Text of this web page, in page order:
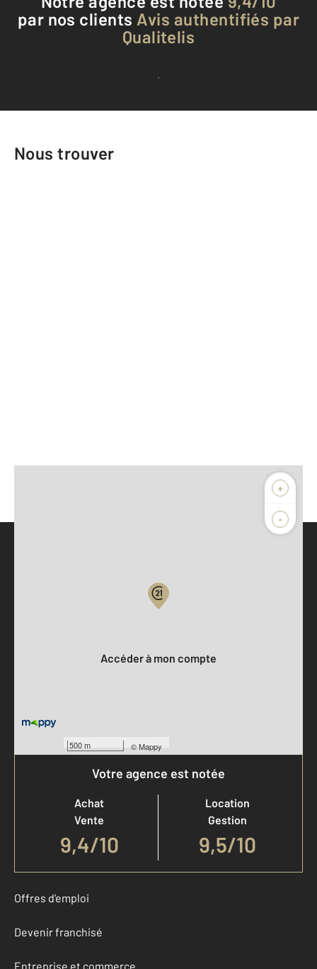
par nos clients Avis authentifiés par
Qualitelis
Voir tous les avis clients
Nous trouver
+
-
500 m ©Mappy
Accéder à mon compte
Votre agence est notée
Achat
Vente
9,4/10
Location
Gestion
9,5/10
Offres d'emploi
Devenir franchisé
Entreprise et commerce